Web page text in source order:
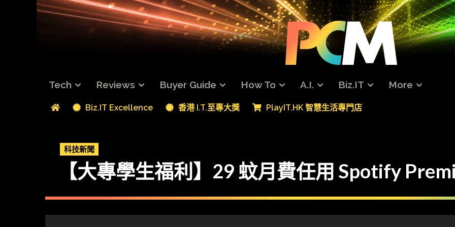
Tech Reviews Buyer Guide How To A.I. Biz.IT More
Biz.IT Excellence 香港 I.T.至專大獎 PlayIT.HK 智慧生活專門店
科技新聞
【大專學生福利】29 蚊月費任用 Spotify